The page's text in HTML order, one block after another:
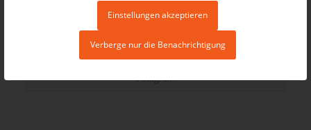
Einstellungen akzeptieren
Verberge nur die Benachrichtigung
Instagram